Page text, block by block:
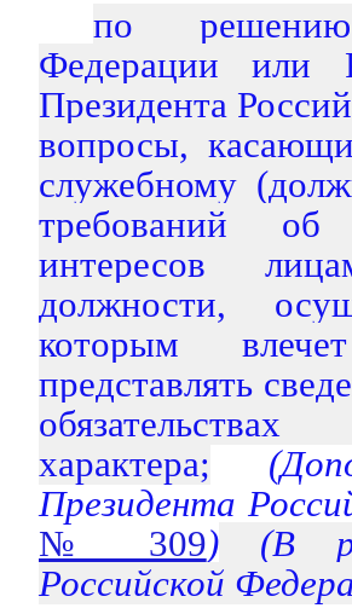
по решению
Федерации или
Президента
вопросы,
служебному
требований об
интересов
должности,
которым
представлять
характера;
Президента
№ 309)(В
Российской